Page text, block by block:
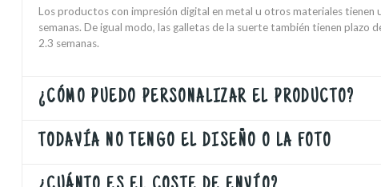
Los productos con impresión digital en metal u otros materiales tienen
semanas. De igual modo, las galletas de la suerte también tienen plazo
2.3 semanas.
¿CÓMO PUEDO PERSONALIZAR EL PRODUCTO?
TODAVÍA NO TENGO EL DISEÑO O LA FOTO